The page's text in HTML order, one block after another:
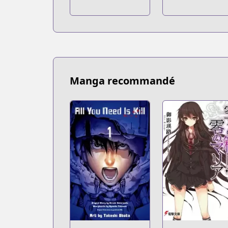
Manga recommandé